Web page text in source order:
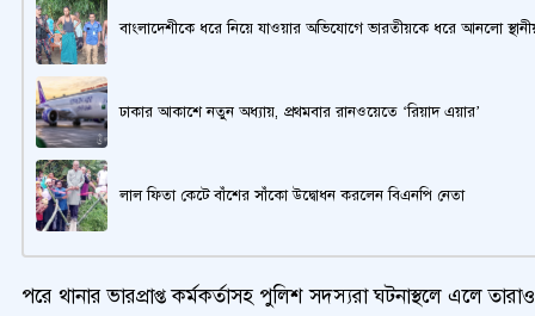
বাংলাদেশীকে ধরে নিয়ে যাওয়ার অভিযোগে ভারতীয়কে ধরে আনলো
ঢাকার আকাশে নতুন অধ্যায়, প্রথমবার রানওয়েতে ‘রিয়াদ এয়ার’
লাল ফিতা কেটে বাঁশের সাঁকো উদ্বোধন করলেন বিএনপি নেতা
পরে থানার ভারপ্রাপ্ত কর্মকর্তাসহ পুলিশ সদস্যরা ঘটনাস্থলে এলে